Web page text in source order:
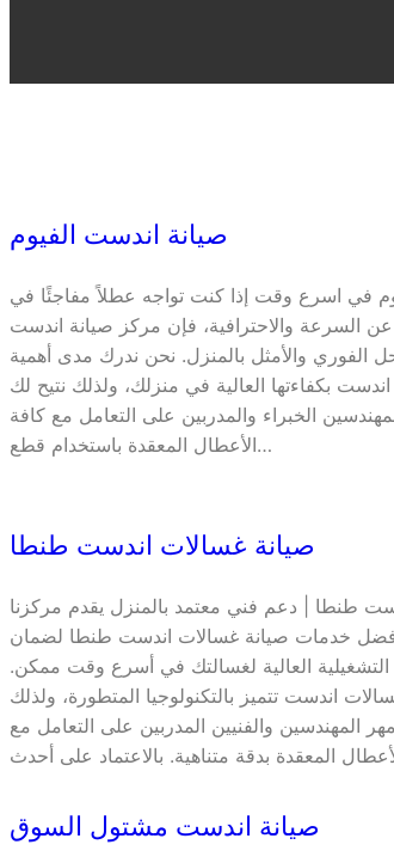
صيانة اندست الفيوم
في اسرع وقت إذا كنت تواجه عطلاً مفاجئًا في
السرعة والاحترافية، فإن مركز صيانة اندست
الفوري والأمثل بالمنزل. نحن ندرك مدى أهمية
بكفاءتها العالية في منزلك، ولذلك نتيح لك
الخبراء والمدربين على التعامل مع كافة
الأعطال المعقدة باستخدام قطع…
صيانة غسالات اندست طنطا
طنطا | دعم فني معتمد بالمنزل يقدم مركزنا
خدمات صيانة غسالات اندست طنطا لضمان
التشغيلية العالية لغسالتك في أسرع وقت ممكن.
اندست تتميز بالتكنولوجيا المتطورة، ولذلك
المهندسين والفنيين المدربين على التعامل مع
صيانة اندست مشتول السوق